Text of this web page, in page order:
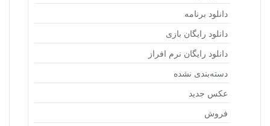
دانلود برنامه
دانلود رایگان بازی
دانلود رایگان نرم افراز
دسته‌بندی نشده
عکس جدید
فروش